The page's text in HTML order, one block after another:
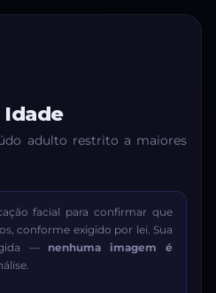
adulto restrito a maiores
facial para confirmar que
conforme exigido por lei. Sua
— nenhuma imagem é